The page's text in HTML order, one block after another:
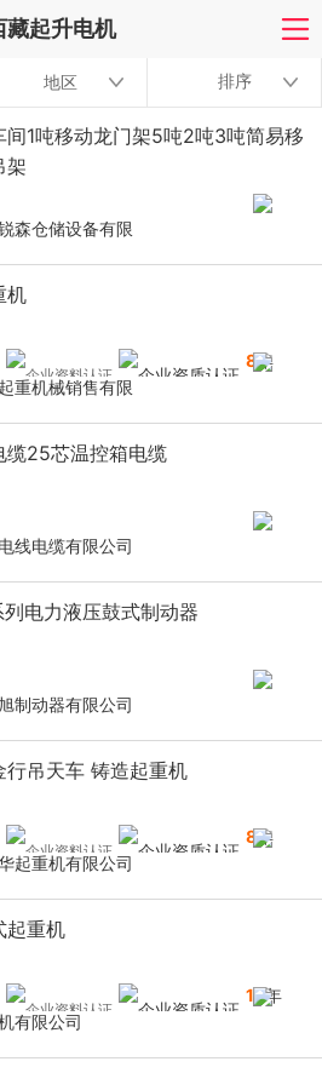
藏起升电机
地区 排序
间1吨移动龙门架5吨2吨3吨简易移
架
森仓储设备有限
机
8年
重机械销售有限
缆25芯温控箱电缆
线电缆有限公司
电力液压鼓式制动器
制动器有限公司
行吊天车 铸造起重机
8年
起重机有限公司
起重机
16年
有限公司